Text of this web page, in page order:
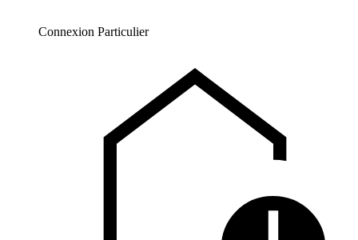
Connexion Particulier